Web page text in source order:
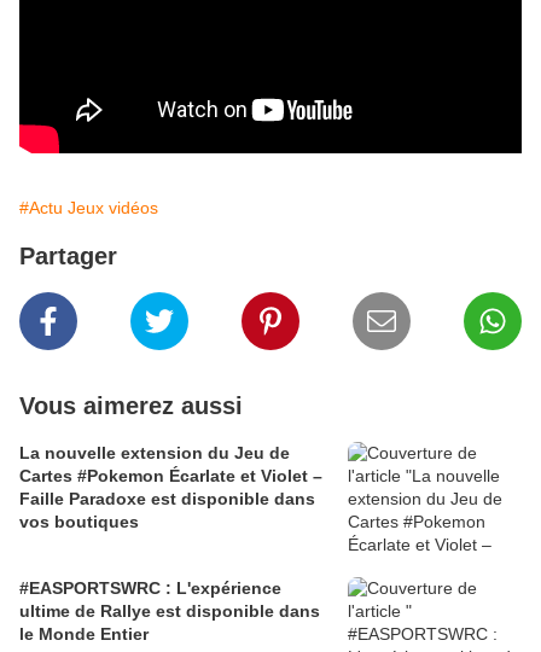
#Actu Jeux vidéos
Partager
Vous aimerez aussi
La nouvelle extension du Jeu de
Cartes #Pokemon Écarlate et Violet –
Faille Paradoxe est disponible dans
vos boutiques
#EASPORTSWRC : L'expérience
ultime de Rallye est disponible dans
le Monde Entier